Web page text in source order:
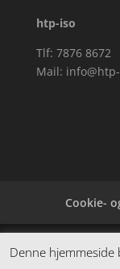
htp-iso
Tlf: 7876 8672
Mail:
Cookie-
Denne
spændende
Denne